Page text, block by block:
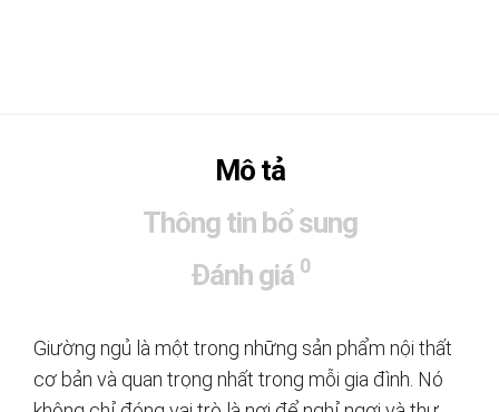
Mô tả
Thông tin bổ sung
Đánh giá 0
Giường ngủ là một trong những sản phẩm nội thất
cơ bản và quan trọng nhất trong mỗi gia đình. Nó